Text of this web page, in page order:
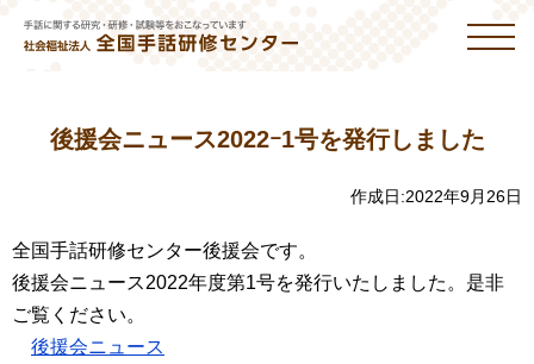
後援会ニュース2022ｰ1号を発行しました
作成日:2022年9月26日
全国手話研修センター後援会です。
後援会ニュース2022年度第1号を発行いたしました。是非
ご覧ください。
後援会ニュース